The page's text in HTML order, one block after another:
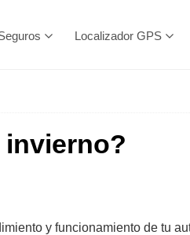
Localizador GPS
invierno?
y funcionamiento de tu